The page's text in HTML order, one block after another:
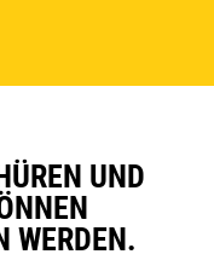
UND
WERDEN.